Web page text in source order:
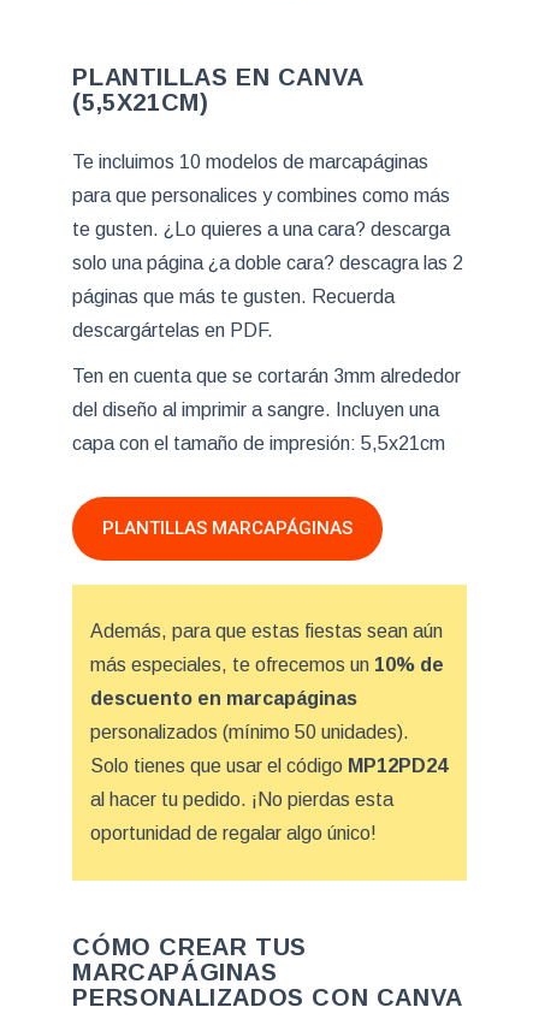
PLANTILLAS EN CANVA
(5,5X21CM)
Te incluimos 10 modelos de marcapáginas
para que personalices y combines como más
te gusten. ¿Lo quieres a una cara? descarga
solo una página ¿a doble cara? descagra las 2
páginas que más te gusten. Recuerda
descargártelas en PDF.
Ten en cuenta que se cortarán 3mm alrededor
del diseño al imprimir a sangre. Incluyen una
capa con el tamaño de impresión: 5,5x21cm
PLANTILLAS MARCAPÁGINAS
Además, para que estas fiestas sean aún
más especiales, te ofrecemos un 10% de
descuento en marcapáginas
personalizados (mínimo 50 unidades).
Solo tienes que usar el código MP12PD24
al hacer tu pedido. ¡No pierdas esta
oportunidad de regalar algo único!
CÓMO CREAR TUS
MARCAPÁGINAS
PERSONALIZADOS CON CANVA